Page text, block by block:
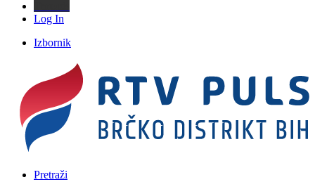
Log In
Izbornik
Pretraži